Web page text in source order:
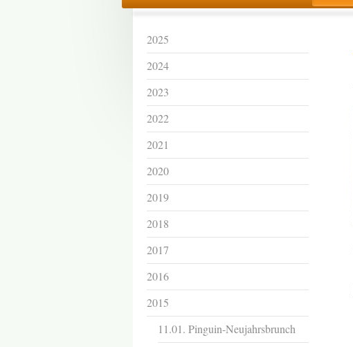
2025
2024
2023
2022
2021
2020
2019
2018
2017
2016
2015
11.01. Pinguin-Neujahrsbrunch